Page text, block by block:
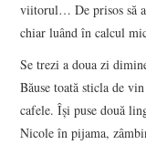
viitorul… De prisos să
chiar luând în calcul
Se trezi a doua zi
Băuse toată sticla de
cafele. Îşi puse două
Nicole în pijama,